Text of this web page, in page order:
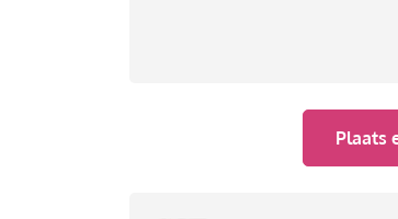
Plaats